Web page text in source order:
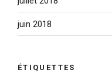
juin 2018
ÉTIQUETTES